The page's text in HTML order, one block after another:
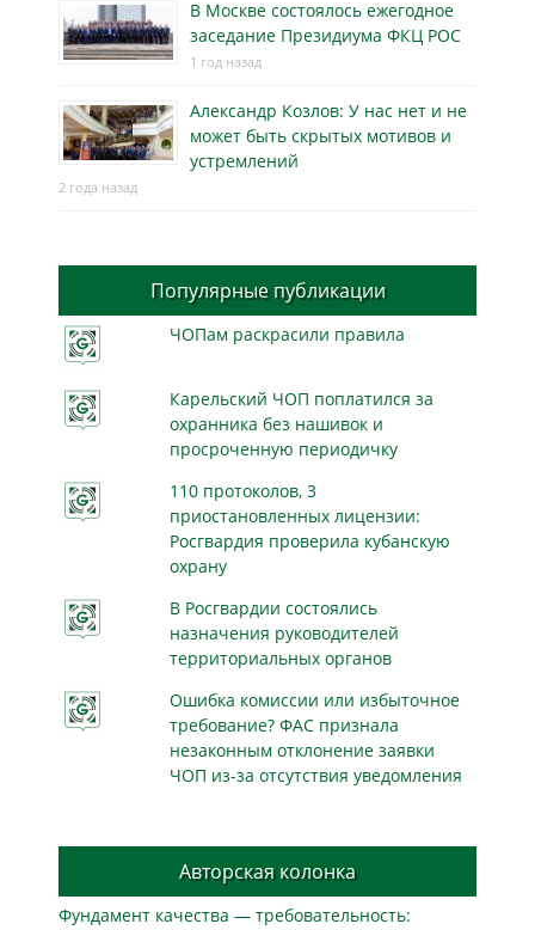
В Москве состоялось ежегодное
заседание Президиума ФКЦ РОС
1 год назад
Александр Козлов: У нас нет и не
может быть скрытых мотивов и
устремлений
2 года назад
Популярные публикации
ЧОПам раскрасили правила
Карельский ЧОП поплатился за
охранника без нашивок и
просроченную периодичку
110 протоколов, 3
приостановленных лицензии:
Росгвардия проверила кубанскую
охрану
В Росгвардии состоялись
назначения руководителей
территориальных органов
Ошибка комиссии или избыточное
требование? ФАС признала
незаконным отклонение заявки
ЧОП из-за отсутствия уведомления
Авторская колонка
Фундамент качества — требовательность: